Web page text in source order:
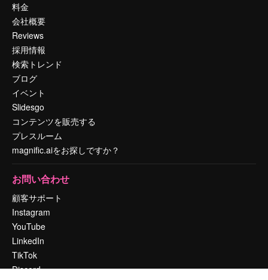
料金
会社概要
Reviews
採用情報
検索トレンド
ブログ
イベント
Slidesgo
コンテンツを販売する
プレスルーム
magnific.aiをお探しですか？
お問い合わせ
顧客サポート
Instagram
YouTube
LinkedIn
TikTok
Discord